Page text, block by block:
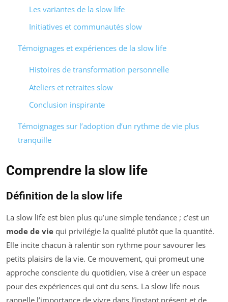
Les variantes de la slow life
Initiatives et communautés slow
Témoignages et expériences de la slow life
Histoires de transformation personnelle
Ateliers et retraites slow
Conclusion inspirante
Témoignages sur l’adoption d’un rythme de vie plus
tranquille
Comprendre la slow life
Définition de la slow life
La slow life est bien plus qu’une simple tendance ; c’est un
mode de vie qui privilégie la qualité plutôt que la quantité.
Elle incite chacun à ralentir son rythme pour savourer les
petits plaisirs de la vie. Ce mouvement, qui promeut une
approche consciente du quotidien, vise à créer un espace
pour des expériences qui ont du sens. La slow life nous